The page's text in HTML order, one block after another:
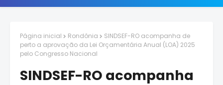
Página inicial Rondônia
SINDSEF-RO acompanha de
perto a aprovação da Lei Orçamentária Anual (LOA) 2025
pelo Congresso Nacional
SINDSEF-RO acompanha